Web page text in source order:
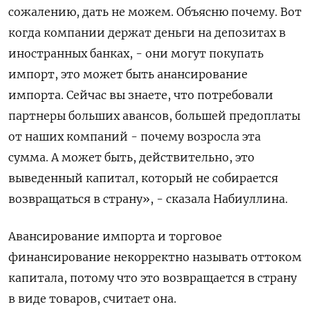
сожалению, дать не можем. Объясню почему. Вот
когда компании держат деньги на депозитах в
иностранных банках, - они могут покупать
импорт, это может быть анансирование
импорта. Сейчас вы знаете, что потребовали
партнеры больших авансов, большей предоплаты
от наших компаний - почему возросла эта
сумма. А может быть, действительно, это
выведенный капитал, который не собирается
возвращаться в страну», - сказала Набиуллина.
Авансирование импорта и торговое
финансирование некорректно называть оттоком
капитала, потому что это возвращается в страну
в виде товаров, считает она.